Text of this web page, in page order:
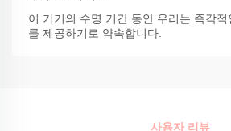
이 기기의 수명 기간 동안 우리는 즉각
를 제공하기로 약속합니다.
사용자 리뷰